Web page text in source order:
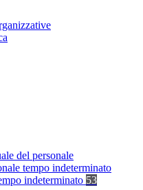
del personale
tempo indeterminato
indeterminato 53